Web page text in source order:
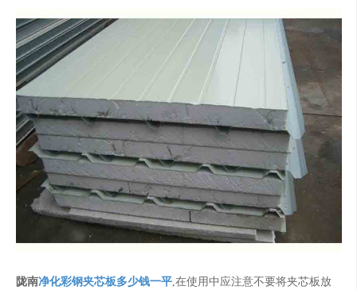
陇南净化彩钢夹芯板多少钱一平,在使用中应注意不要将夹芯板放